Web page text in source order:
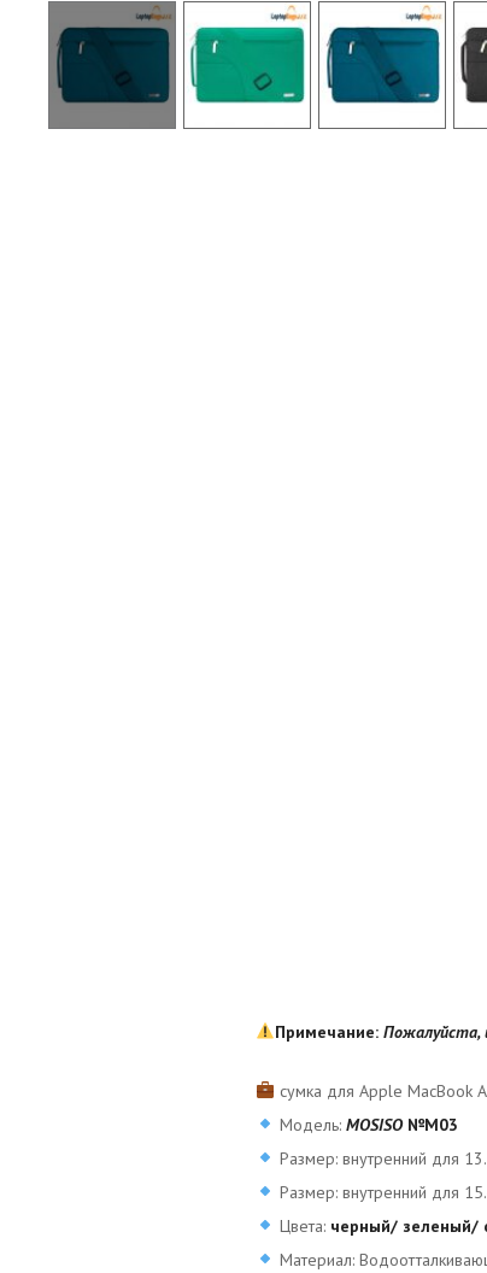
Примечание: Пожалуйста,
сумка для Apple MacBook
Модель: MOSISO №М03
Размер: внутренний для
Размер: внутренний для
Цвета:черный/ зеленый/
Материал: